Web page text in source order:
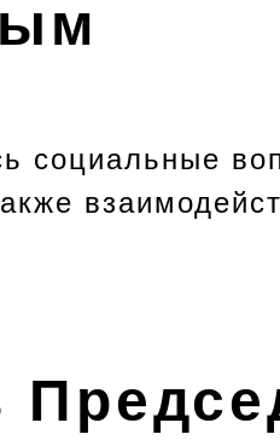
социальные